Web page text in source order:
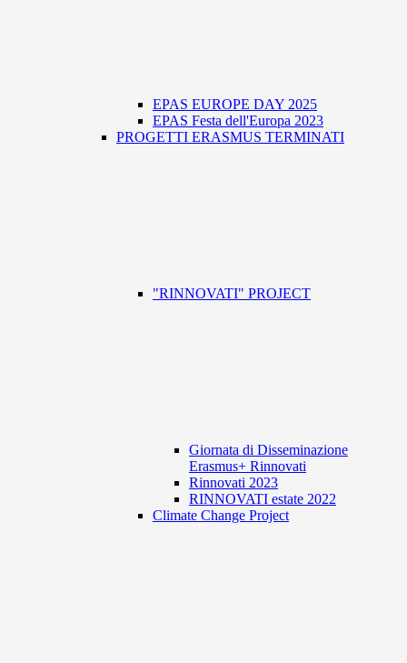
EPAS EUROPE DAY 2025
EPAS Festa dell'Europa 2023
PROGETTI ERASMUS TERMINATI
"RINNOVATI" PROJECT
Giornata di Disseminazione
Erasmus+ Rinnovati
Rinnovati 2023
RINNOVATI estate 2022
Climate Change Project